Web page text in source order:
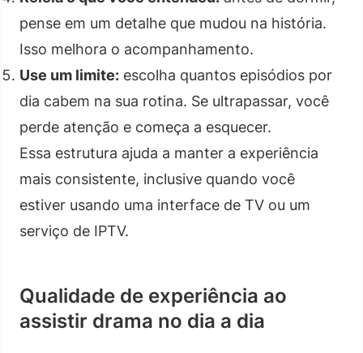
pense em um detalhe que mudou na história.
Isso melhora o acompanhamento.
Use um limite: escolha quantos episódios por
dia cabem na sua rotina. Se ultrapassar, você
perde atenção e começa a esquecer.
Essa estrutura ajuda a manter a experiência
mais consistente, inclusive quando você
estiver usando uma interface de TV ou um
serviço de IPTV.
Qualidade de experiência ao
assistir drama no dia a dia